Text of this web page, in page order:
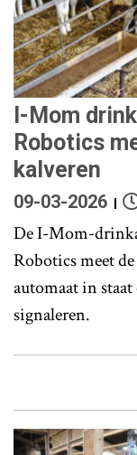
I-Mom
Robotics
kalveren
09-03-2026
De I-Mom-
Robotics meet
automaat in
signaleren.